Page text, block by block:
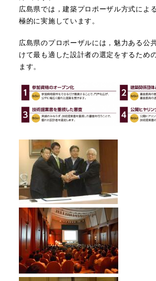
広島県では，建築プロポーザル方式によ
極的に実施しています。
広島県のプロポーザルには，魅力ある公
けて最も適した設計者の選定をするため
ます。